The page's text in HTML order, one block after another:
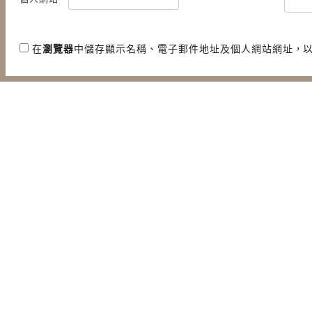
在瀏覽器中儲存顯示名稱、電子郵件地址及個人網站網址，